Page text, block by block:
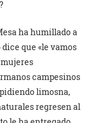
ha humillado a
que «le vamos
mujeres
campesinos
limosna,
regresen al